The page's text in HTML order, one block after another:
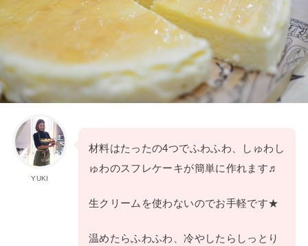
YUKI
材料はたったの4つでふわふわ、しゅわし
ゅわのスフレケーキが簡単に作れます♬
生クリームを使わないのでお手軽です★
温めたらふわふわ、冷やしたらしっとり